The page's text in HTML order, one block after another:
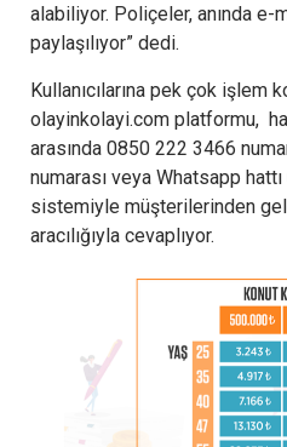
alabiliyor. Poliçeler, anında
paylaşılıyor” dedi.
Kullanıcılarına pek çok işlem
olayinkolayi.com platformu,
arasında 0850 222 3466
numarası veya Whatsapp
sistemiyle müşterilerinden
aracılığıyla cevaplıyor.